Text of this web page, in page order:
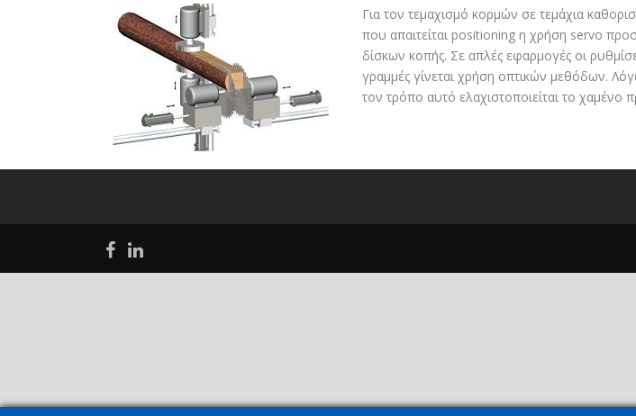
Για τον τεμαχισμό κορμών σε τεμάχια
που απαιτείται positioning η χρήση servo
δίσκων κοπής. Σε απλές εφαρμογές οι
γραμμές γίνεται χρήση οπτικών μεθόδων.
τον τρόπο αυτό ελαχιστοποιείται το χαμένο